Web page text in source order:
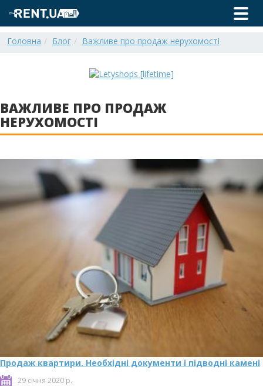
Головна Блог Важливе про продаж нерухомості
ВАЖЛИВЕ ПРО ПРОДАЖ
НЕРУХОМОСТІ
Продаж квартири. Необхідні документи і підводні камені
29 січня 2020 р.